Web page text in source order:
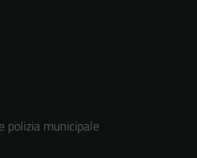
polizia municipale